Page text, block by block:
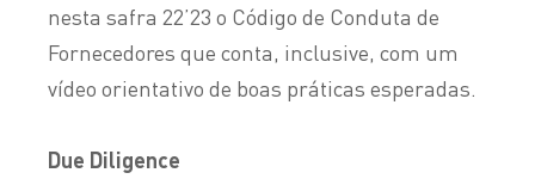
nesta safra 22’23 o Código de Conduta de
Fornecedores que conta, inclusive, com um
vídeo orientativo de boas práticas esperadas.
Due Diligence